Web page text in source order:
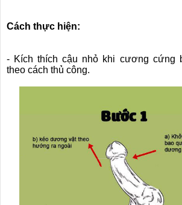
Cách thực hiện:
- Kích thích cậu nhỏ khi cương cứng
theo cách thủ công.